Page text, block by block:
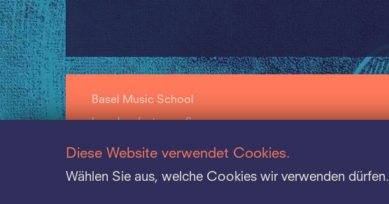
Basel Music School
Leonhardsstrasse 6
CH-4009 Basel
Diese Website verwendet Cookies.
Wählen Sie aus, welche Cookies wir verwenden dürfen.